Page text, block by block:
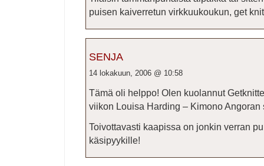
puisen kaiverretun virkkuukoukun, get
SENJA
14 lokakuun, 2006 @ 10:58
Tämä oli helppo! Olen kuolannut
viikon Louisa Harding – Kimono Angoran
Toivottavasti kaapissa on jonkin verran
käsipyykille!